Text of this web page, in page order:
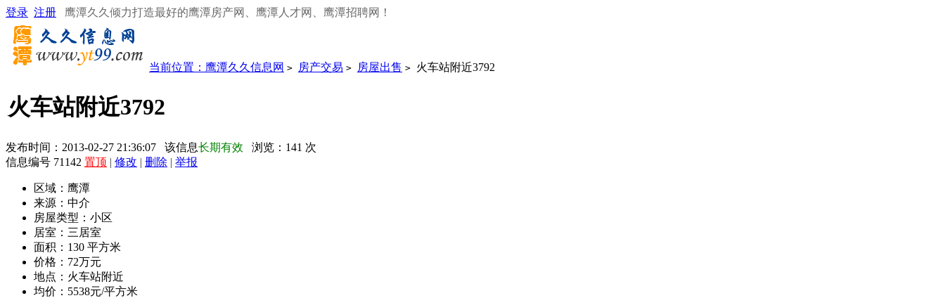
登录 注册 鹰潭久久倾力打造最好的鹰潭房产网、鹰潭人才网、鹰潭招聘网！
当前位置： 鹰潭久久信息网 > 房产交易 > 房屋出售 > 火车站附近3792
火车站附近3792
发布时间：2013-02-27 21:36:07 该信息长期有效 浏览： 141 次
信息编号 71142 置顶 | 修改 | 删除 | 举报
区域： 鹰潭
来源： 中介
房屋类型： 小区
居室： 三居室
面积： 130 平方米
价格： 72万元
地点： 火车站附近
均价： 5538元/平方米